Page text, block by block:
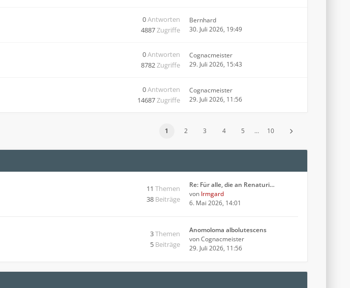
0Antworten
4887Zugriffe
Bernhard
30. Juli 2026, 19:49
0Antworten
8782Zugriffe
Cognacmeister
29. Juli 2026, 15:43
0Antworten
14687Zugriffe
Cognacmeister
29. Juli 2026, 11:56
1 2 3 4 5 … 10
11 Themen
38 Beiträge
Re: Für alle, die an Renaturi…
von Irmgard
6. Mai 2026, 14:01
3Themen
5 Beiträge
Anomoloma albolutescens
vonCognacmeister
29. Juli 2026, 11:56